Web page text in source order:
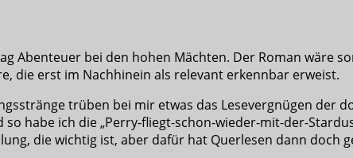
Abenteuer bei den hohen Mächten. Der Roman wäre
die erst im Nachhinein als relevant erkennbar erweist.
trüben bei mir etwas das Lesevergnügen der
habe ich die „Perry-fliegt-schon-wieder-mit-der-
die wichtig ist, aber dafür hat Querlesen dann doch